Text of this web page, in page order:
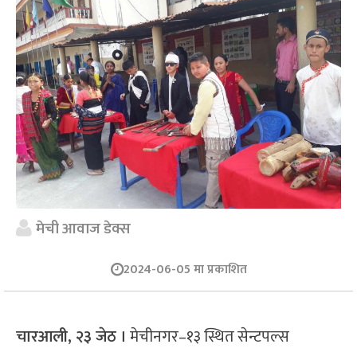
मेची आवाज डेक्स
2024-06-05 मा प्रकाशित
चारआली, २३ जेठ । मेचीनगर–१३ स्थित सेन्टपल्स